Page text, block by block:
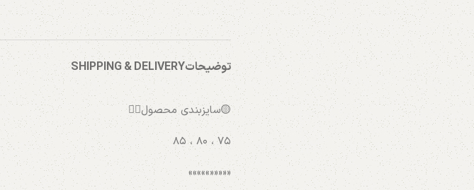
توضیحاتSHIPPING & DELIVERY
🟡سایزبندی محصول👇🏻
۷۵ ، ۸۰ ، ۸۵
«««««»»»»»
Facebook
X
Instagram